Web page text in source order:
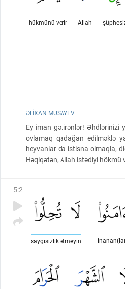
Allah
hükmünü verir
ƏLIXAN MUSAYEV
Ey iman gətirənlər! Əhdlərinizi
ovlamaq qadağan edilməklə
heyvanlar da istisna olmaqla,
Həqiqətən, Allah istədiyi hökmü
5:2
saygısızlık etmeyin